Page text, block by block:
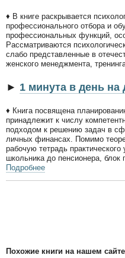
♦ В книге раскрывается
профессионального отбора и
профессиональных функций,
Рассматриваются
слабо представленные в
женского менеджмента,
► 1 минута в день
♦ Книга посвящена
принадлежит к числу
подходом к решению задач в
личных финансах. Помимо
рабочую тетрадь
школьника до пенсионера,
Подробнее
Похожие книги на нашем